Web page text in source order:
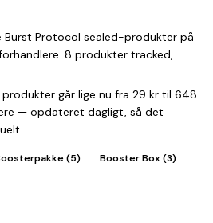
Burst Protocol sealed-produkter på
8 produkter tracked,
går lige nu fra 29 kr til 648
— opdateret dagligt, så det
(5) Booster Box (3)